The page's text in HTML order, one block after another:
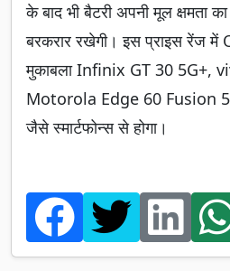
के बाद भी बैटरी अपनी मूल क्षमता
बरकरार रखेगी। इस प्राइस रेंज
मुकाबला Infinix GT 30 5G+,
Motorola Edge 60 Fusion
जैसे स्मार्टफोन्स से होगा।